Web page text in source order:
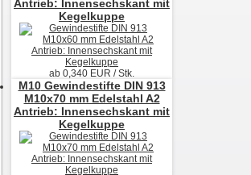
Antrieb: Innensechskant mit
Kegelkuppe
ab 0,340 EUR / Stk.
M10Gewindestifte DIN 913
M10x70 mm Edelstahl A2
Antrieb: Innensechskant mit
Kegelkuppe